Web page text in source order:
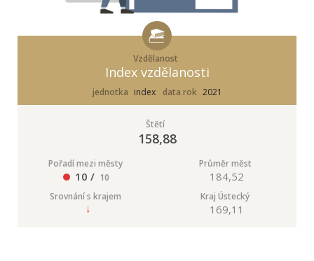
Vzdělanost
Index vzdělanosti
jednotka index data rok 2021
Štětí
158,88
Pořadí mezi městy
10 / 10
Průměr měst
184,52
Srovnání s krajem Kraj Ústecký
169,11